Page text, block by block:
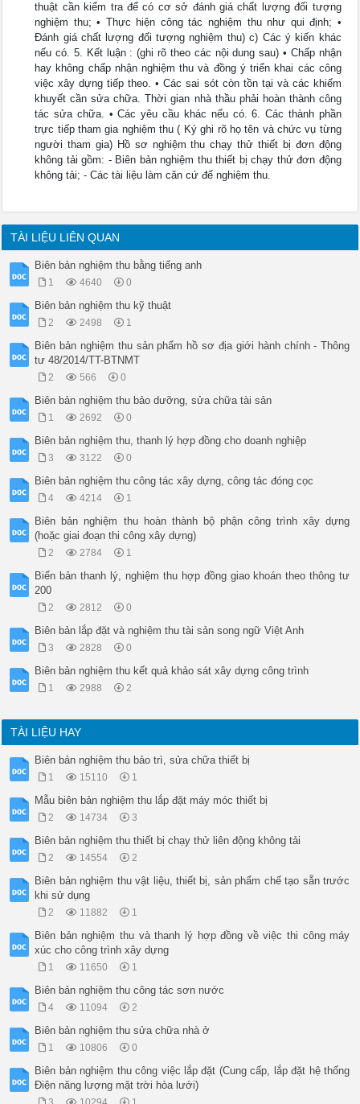
thuật cần kiểm tra để có cơ sở đánh giá chất lượng đối tượng
nghiệm thu; • Thực hiện công tác nghiệm thu như qui định; •
Đánh giá chất lượng đối tượng nghiệm thu) c) Các ý kiến khác
nếu có. 5. Kết luận : (ghi rõ theo các nội dung sau) • Chấp nhận
hay không chấp nhận nghiệm thu và đồng ý triển khai các công
việc xây dựng tiếp theo. • Các sai sót còn tồn tại và các khiếm
khuyết cần sửa chữa. Thời gian nhà thầu phải hoàn thành công
tác sửa chữa. • Các yêu cầu khác nếu có. 6. Các thành phần
trực tiếp tham gia nghiệm thu ( Ký ghi rõ họ tên và chức vụ từng
người tham gia) Hồ sơ nghiệm thu chạy thử thiết bị đơn động
không tải gồm: - Biên bản nghiệm thu thiết bị chạy thử đơn động
không tải; - Các tài liệu làm căn cứ để nghiệm thu.
TÀI LIỆU LIÊN QUAN
Biên bản nghiệm thu bằng tiếng anh
1 4640 0
Biên bản nghiệm thu kỹ thuật
2 2498 1
Biên bản nghiệm thu sản phẩm hồ sơ địa giới hành chính - Thông
tư 48/2014/TT-BTNMT
2 566 0
Biên bản nghiệm thu bảo dưỡng, sửa chữa tài sản
1 2692 0
Biên bản nghiệm thu, thanh lý hợp đồng cho doanh nghiệp
3 3122 0
Biên bản nghiệm thu công tác xây dựng, công tác đóng cọc
4 4214 1
Biên bản nghiệm thu hoàn thành bộ phận công trình xây dựng
(hoặc giai đoạn thi công xây dựng)
2 2784 1
Biển bản thanh lý, nghiệm thu hợp đồng giao khoán theo thông tư
200
2 2812 0
Biên bản lắp đặt và nghiệm thu tài sản song ngữ Việt Anh
3 2828 0
Biên bản nghiệm thu kết quả khảo sát xây dựng công trình
1 2988 2
TÀI LIỆU HAY
Biên bản nghiệm thu bảo trì, sửa chữa thiết bị
1 15110 1
Mẫu biên bản nghiệm thu lắp đặt máy móc thiết bị
2 14734 3
Biên bản nghiệm thu thiết bị chạy thử liên động không tải
2 14554 2
Biên bản nghiệm thu vật liệu, thiết bị, sản phẩm chế tạo sẵn trước
khi sử dụng
2 11882 1
Biên bản nghiệm thu và thanh lý hợp đồng về việc thi công máy
xúc cho công trình xây dựng
1 11650 1
Biên bản nghiệm thu công tác sơn nước
4 11094 2
Biên bản nghiệm thu sửa chữa nhà ở
1 10806 0
Biên bản nghiệm thu công việc lắp đặt (Cung cấp, lắp đặt hệ thống
Điện năng lượng mặt trời hòa lưới)